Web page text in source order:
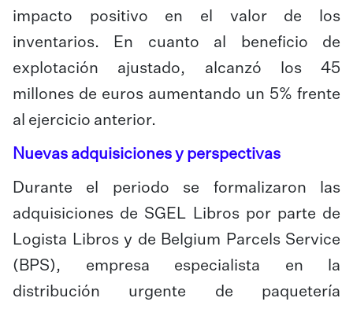
impacto positivo en el valor de los
inventarios. En cuanto al beneficio de
explotación ajustado, alcanzó los 45
millones de euros aumentando un 5% frente
al ejercicio anterior.
Nuevas adquisiciones y perspectivas
Durante el periodo se formalizaron las
adquisiciones de SGEL Libros por parte de
Logista Libros y de Belgium Parcels Service
(BPS), empresa especialista en la
distribución urgente de paquetería